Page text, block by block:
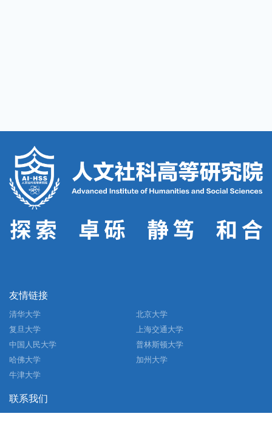
友情链接
清华大学
北京大学
复旦大学
上海交通大学
中国人民大学
普林斯顿大学
哈佛大学
加州大学
牛津大学
联系我们